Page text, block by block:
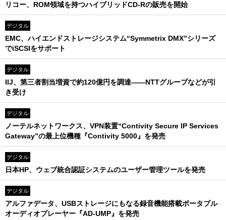
リコー、ROM領域を持つハイブリッドCD-Rの販売を開始
デジタル
EMC、ハイエンドストレージシステム“Symmetrix DMX”シリーズ
でiSCSIをサポート
デジタル
IIJ、第三者割当増資で約120億円を調達――NTTグループなどが引
き受け
デジタル
ノーテルネットワークス、VPN装置“Contivity Secure IP Services
Gateway”の最上位機種『Contivity 5000』を発売
デジタル
日本HP、ウェブ統合認証システムのユーザー管理ツールを発売
デジタル
アルファデータ、USBストレージにもなる録音機能搭載ポータブル
オーディオプレーヤー『AD-UMP』を発売